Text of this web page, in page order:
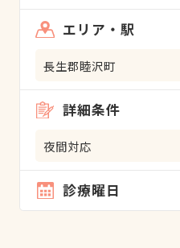
エリア・駅
長生郡睦沢町
詳細条件
夜間対応
診療曜日